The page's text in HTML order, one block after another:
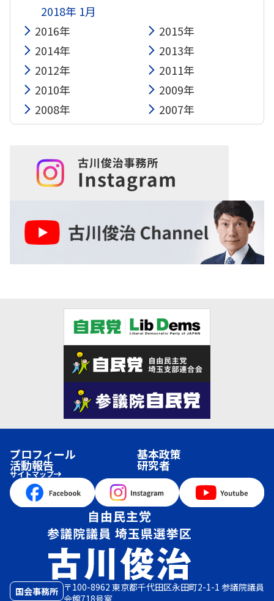
2018年 1月
2016年
2015年
2014年
2013年
2012年
2011年
2010年
2009年
2008年
2007年
国会事務所 〒100-8962 東京都千代田区永田町2-1-1 参議院議員
会館718号室
プロフィール 基本政策
活動報告 研究者
サイトマップ